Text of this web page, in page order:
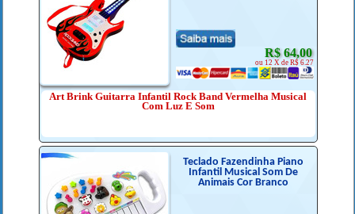
R$ 64,00
ou 12 X de R$ 6.27
Art Brink Guitarra Infantil Rock Band Vermelha Musical
Com Luz E Som
Teclado Fazendinha Piano
Infantil Musical Som De
Animais Cor Branco